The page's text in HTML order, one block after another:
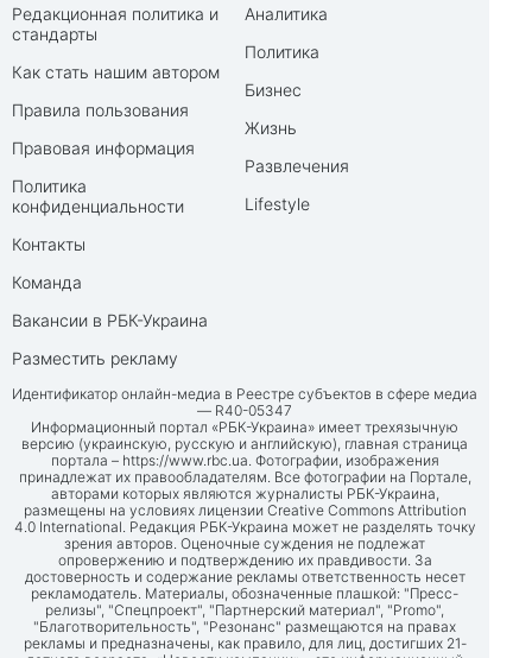
Редакционная политика и
стандарты
Как стать нашим автором
Правила пользования
Правовая информация
Политика
конфиденциальности
Контакты
Команда
Вакансии в РБК-Украина
Разместить рекламу
Аналитика
Политика
Бизнес
Жизнь
Развлечения
Lifestyle
Идентификатор онлайн-медиа в Реестре субъектов в сфере медиа
— R40-05347
Информационный портал «РБК-Украина» имеет трехязычную
версию (украинскую, русскую и английскую), главная страница
портала – https://www.rbc.ua. Фотографии, изображения
принадлежат их правообладателям. Все фотографии на Портале,
авторами которых являются журналисты РБК-Украина,
размещены на условиях лицензии Creative Commons Attribution
4.0 International. Редакция РБК-Украина может не разделять точку
зрения авторов. Оценочные суждения не подлежат
опровержению и подтверждению их правдивости. За
достоверность и содержание рекламы ответственность несет
рекламодатель. Материалы, обозначенные плашкой: "Пресс-
релизы", "Спецпроект", "Партнерский материал", "Promo",
"Благотворительность", "Резонанс" размещаются на правах
рекламы и предназначены, как правило, для лиц, достигших 21-